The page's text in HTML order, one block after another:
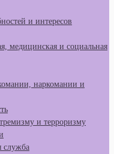
и интересов
медицинская и социальная
наркомании и
и терроризму
служба